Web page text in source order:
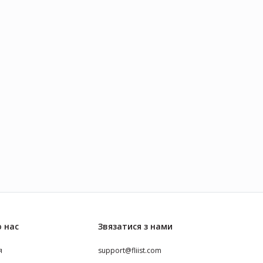
нас Звязатися з нами
support@fliist.com